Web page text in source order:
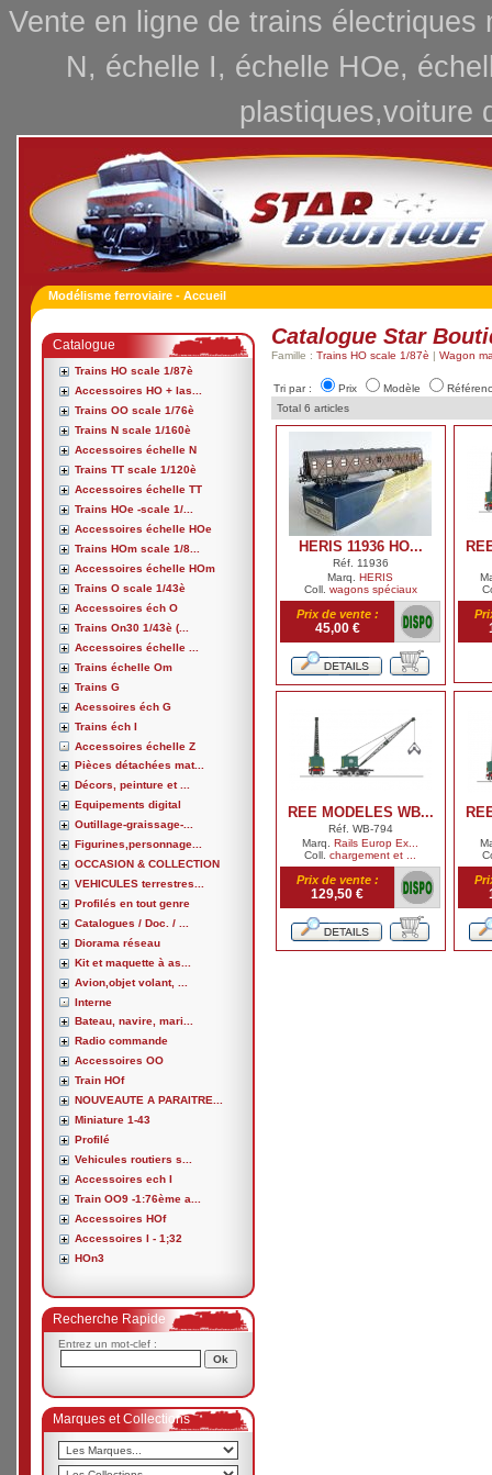
Vente en ligne de trains
N, échelle I, échelle HOe,
plastiques,voiture
Modélisme ferroviaire - Accueil
Catalogue
Trains HO scale 1/87è
Accessoires HO + las...
Trains OO scale 1/76è
Trains N scale 1/160è
Accessoires échelle N
Trains TT scale 1/120è
Accessoires échelle TT
Trains HOe -scale 1/...
Accessoires échelle HOe
Trains HOm scale 1/8...
Accessoires échelle HOm
Trains O scale 1/43è
Accessoires éch O
Trains On30 1/43è (...
Accessoires échelle ...
Trains échelle Om
Trains G
Acessoires éch G
Trains éch I
Accessoires échelle Z
Pièces détachées mat...
Décors, peinture et ...
Equipements digital
Outillage-graissage-...
Figurines,personnage...
OCCASION & COLLECTION
VEHICULES terrestres...
Profilés en tout genre
Catalogues / Doc. / ...
Diorama réseau
Kit et maquette à as...
Avion,objet volant, ...
Interne
Bateau, navire, mari...
Radio commande
Accessoires OO
Train HOf
NOUVEAUTE A PARAITRE...
Miniature 1-43
Profilé
Vehicules routiers s...
Accessoires ech I
Train OO9 -1:76ème a...
Accessoires HOf
Accessoires I - 1;32
HOn3
Recherche Rapide
Entrez un mot-clef :
Marques et Collections
Catalogue Star
Famille : Trains HO scale 1/87è | Wagon
Tri par : Prix Modèle
Total 6 articles
HERIS 11936 HO...
Réf. 11936
Marq. HERIS
Coll. wagons spéciaux
Prix de vente :
45,00 €
REE MODELES WB...
Réf. WB-794
Marq. Rails Europ Ex...
Coll. chargement et ...
Prix de vente :
129,50 €